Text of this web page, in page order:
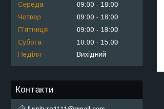
Середа
09:00
18:00
Четвер
09:00
18:00
Пʼятниця
09:00
18:00
Субота
10:00
15:00
Неділя
Вихідний
Контакти